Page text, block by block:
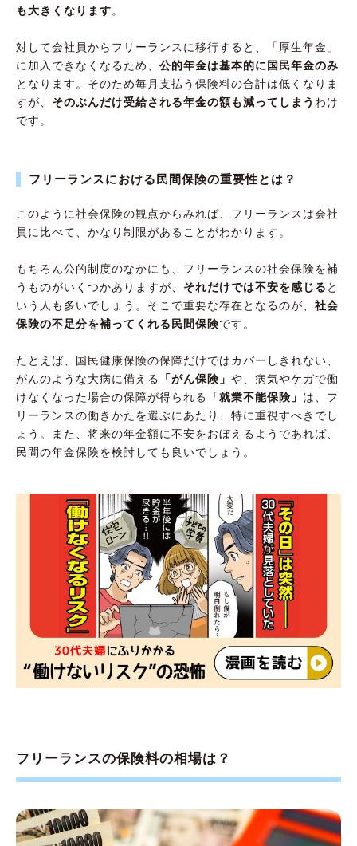
も大きくなります。
対して会社員からフリーランスに移行すると、「厚生年金」
に加入できなくなるため、 公的年金は基本的に国民年金のみ
となります。そのため毎月支払う保険料の合計は低くなりま
すが、 そのぶんだけ受給される年金の額も減ってしまう わけ
です。
フリーランスにおける民間保険の重要性とは？
このように社会保険の観点からみれば、フリーランスは会社
員に比べて、かなり制限があることがわかります。
もちろん公的制度のなかにも、フリーランスの社会保険を補
うものがいくつかありますが、 それだけでは不安を感じる と
いう人も多いでしょう。そこで重要な存在となるのが、 社会
保険の不足分を補ってくれる民間保険です。
たとえば、国民健康保険の保障だけではカバーしきれない、
がんのような大病に備える
「がん保険」 や、病気やケガで働
けなくなった場合の保障が得られる
「就業不能保険」 は、フ
リーランスの働きかたを選ぶにあたり、特に重視すべきでし
ょう。また、将来の年金額に不安をおぼえるようであれば、
民間の年金保険を検討しても良いでしょう。
フリーランスの保険料の相場は？